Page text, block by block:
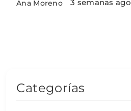
Ana Moreno 3 semanas ago
Categorías